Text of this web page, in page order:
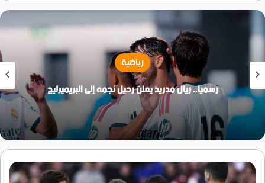
رياضية
رسميا.. ريال مدريد يعلن رحيل نجمه إلى البريميرليج
الاتحاد